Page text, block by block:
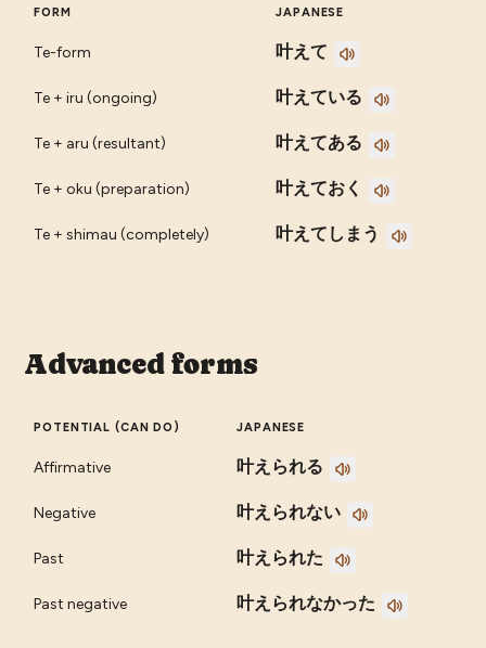
FORM JAPANESE
Te-form 叶えて
Te + iru (ongoing) 叶えている
Te + aru (resultant) 叶えてある
Te + oku (preparation) 叶えておく
Te + shimau (completely) 叶えてしまう
Advanced forms
POTENTIAL (CAN DO) JAPANESE
Affirmative 叶えられる
Negative 叶えられない
Past 叶えられた
Past negative 叶えられなかった